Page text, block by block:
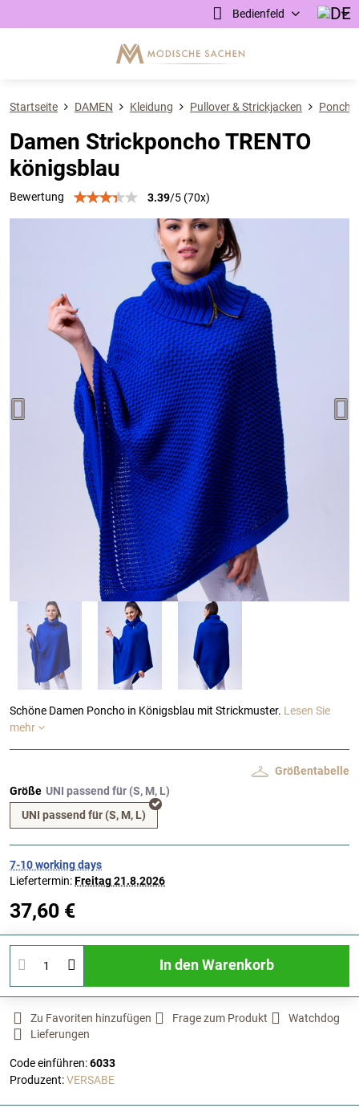
Bedienfeld
Startseite DAMEN Kleidung Pullover & Strickjacken
Damen Strickponcho TRENTO
königsblau
Bewertung 3.39/5 (70x)
Schöne Damen Poncho in Königsblau mit Strickmuster. Lesen Sie
mehr
Größe
UNI passend für (S, M, L)
Größentabelle
7-10 working days
Liefertermin:Freitag21.8.2026
37,60 €
In den Warenkorb
Zu Favoriten hinzufügen Frage zum Produkt
Watchdog
Lieferungen
Code einführen:6033
Produzent:VERSABE